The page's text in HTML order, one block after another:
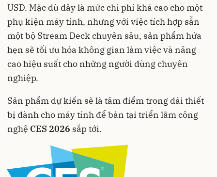
USD. Mặc dù đây là mức chi phí khá cao cho một
phụ kiện máy tính, nhưng với việc tích hợp sẵn
một bộ Stream Deck chuyên sâu, sản phẩm hứa
hẹn sẽ tối ưu hóa không gian làm việc và nâng
cao hiệu suất cho những người dùng chuyên
nghiệp.
Sản phẩm dự kiến sẽ là tâm điểm trong dải thiết
bị dành cho máy tính để bàn tại triển lãm công
nghệ CES 2026 sắp tới.